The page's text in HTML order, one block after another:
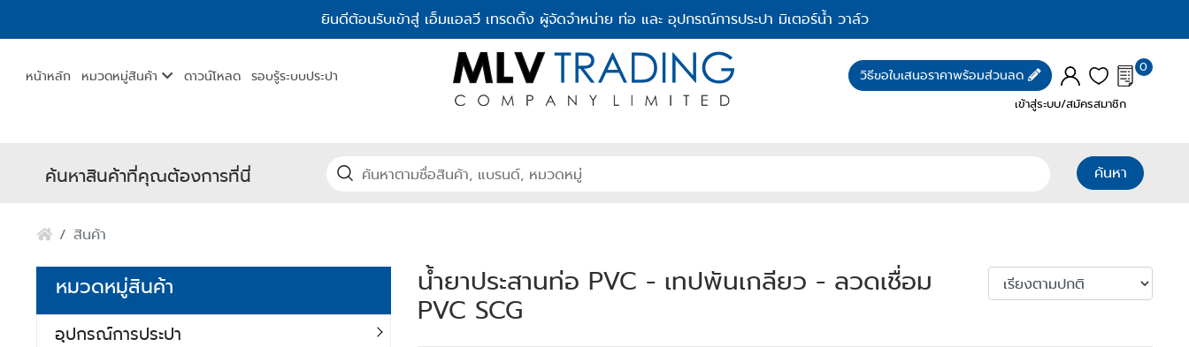
ยินดีต้อนรับเข้าสู่ เอ็มแอลวี เทรดดิ้ง ผู้จัดจำหน่าย ท่อ และ อุปกรณ์การประปา มิเตอร์น้ำ วาล์ว
หน้าหลัก หมวดหมู่สินค้า ดาวน์โหลด รอบรู้ระบบประปา วิธีขอใบเสนอราคาพร้อมส่วนลด
เข้าสู่ระบบ/สมัครสมาชิก
0
ค้นหาสินค้าที่คุณต้องการที่นี่ ค้นหา
สินค้า
หมวดหมู่สินค้า
อุปกรณ์การประปา
น้ำยาประสานท่อ PVC - เทปพันเกลียว - ลวดเชื่อม
PVC SCG